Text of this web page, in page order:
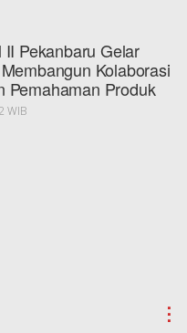
Pekanbaru Gelar
Kolaborasi
Pemahaman Produk
WIB
⋮